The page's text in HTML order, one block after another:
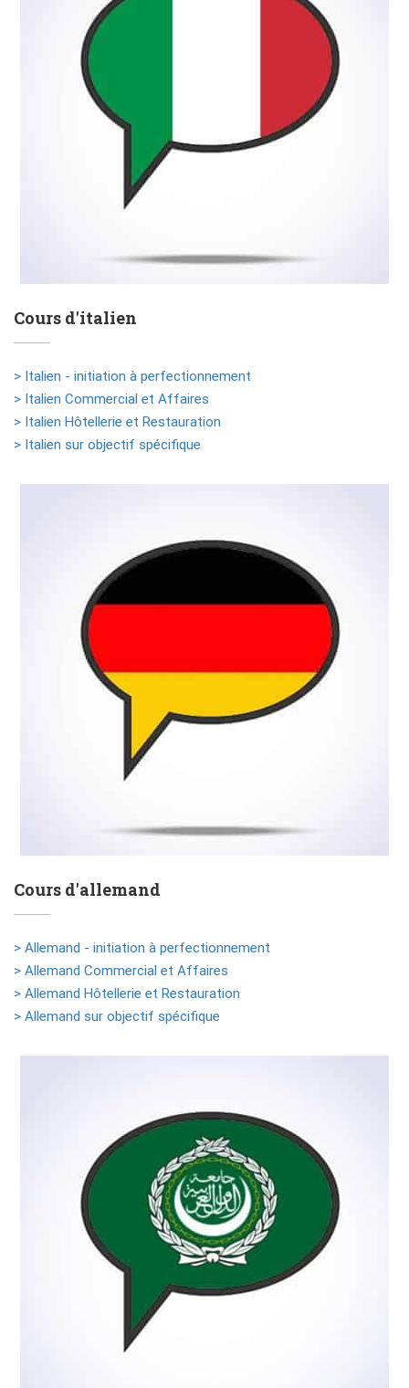
Cours d'italien
> Italien - initiation à perfectionnement
> Italien Commercial et Affaires
> Italien Hôtellerie et Restauration
> Italien sur objectif spécifique
Cours d'allemand
> Allemand - initiation à perfectionnement
> Allemand Commercial et Affaires
> Allemand Hôtellerie et Restauration
> Allemand sur objectif spécifique